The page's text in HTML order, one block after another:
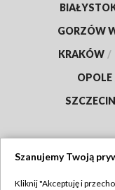
GORZÓW
KRAKÓW /
OPOLE
SZCZECIN
Szanujemy Twoją
Kliknij "Akceptuję i